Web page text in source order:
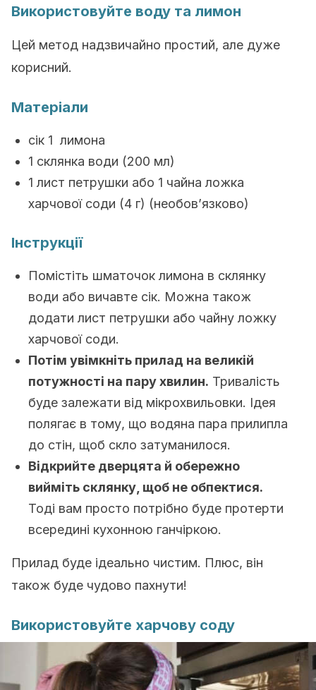
Використовуйте воду та лимон
Цей метод надзвичайно простий, але дуже
корисний.
Матеріали
сік 1 лимона
1 склянка води (200 мл)
1 лист петрушки або 1 чайна ложка
харчової соди (4 г) (необов’язково)
Інструкції
Помістіть шматочок лимона в склянку
води або вичавте сік. Можна також
додати лист петрушки або чайну ложку
харчової соди.
Потім увімкніть прилад на великій
потужності на пару хвилин. Тривалість
буде залежати від мікрохвильовки. Ідея
полягає в тому, що водяна пара прилипла
до стін, щоб скло затуманилося.
Відкрийте дверцята й обережно
вийміть склянку, щоб не обпектися.
Тоді вам просто потрібно буде протерти
всередині кухонною ганчіркою.
Прилад буде ідеально чистим. Плюс, він
також буде чудово пахнути!
Використовуйте харчову соду